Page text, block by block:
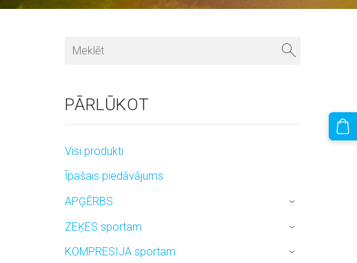
PĀRLŪKOT
Visi produkti
Īpašais piedāvājums
APĢĒRBS
›
ZEĶES sportam ›
KOMPRESIJA sportam ›